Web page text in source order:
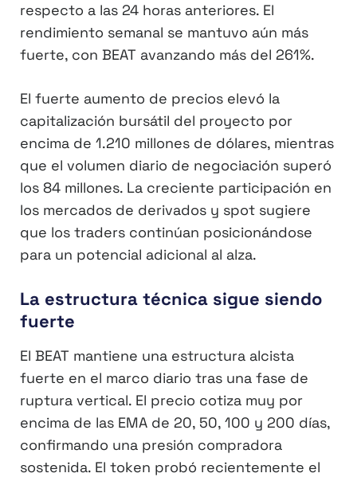
respecto a las 24 horas anteriores. El
rendimiento semanal se mantuvo aún más
fuerte, con BEAT avanzando más del 261%.
El fuerte aumento de precios elevó la
capitalización bursátil del proyecto por
encima de 1.210 millones de dólares, mientras
que el volumen diario de negociación superó
los 84 millones. La creciente participación en
los mercados de derivados y spot sugiere
que los traders continúan posicionándose
para un potencial adicional al alza.
La estructura técnica sigue siendo
fuerte
El BEAT mantiene una estructura alcista
fuerte en el marco diario tras una fase de
ruptura vertical. El precio cotiza muy por
encima de las EMA de 20, 50, 100 y 200 días,
confirmando una presión compradora
sostenida. El token probó recientemente el